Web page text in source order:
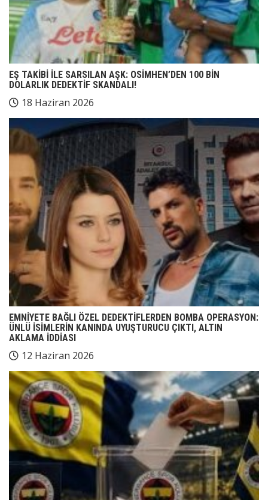
EŞ TAKİBİ İLE SARSILAN AŞK: OSİMHEN’DEN 100 BİN
DOLARLIK DEDEKTİF SKANDALI!
18 Haziran 2026
EMNİYETE BAĞLI ÖZEL DEDEKTİFLERDEN BOMBA OPERASYON:
ÜNLÜ İSİMLERİN KANINDA UYUŞTURUCU ÇIKTI, ALTIN
AKLAMA İDDİASI
12 Haziran 2026